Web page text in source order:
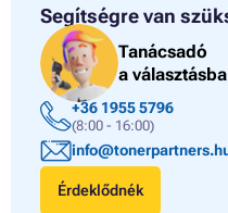
Segítségre van
Tanácsadó
a
+36 1955 5796
(8:00 - 16:00)
Érdeklődnék